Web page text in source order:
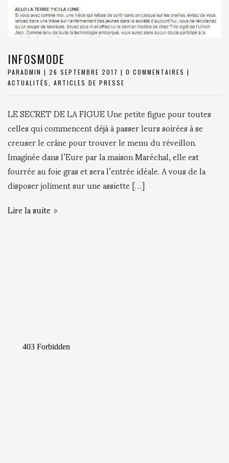
INFOSMODE
PARADMIN | 26 SEPTEMBRE 2017 | 0 COMMENTAIRES |
ACTUALITÉS
ARTICLES DE PRESSE
LE SECRET DE LA FIGUE Une petite figue pour toutes
celles qui commencent déjà à passer leurs soirées à se
creuser le crâne pour trouver le menu du réveillon.
Imaginée dans l’Eure par la maison Maréchal, elle est
fourrée au foie gras et sera l’entrée idéale. A vous de la
disposer joliment sur une assiette […]
Lire la suite